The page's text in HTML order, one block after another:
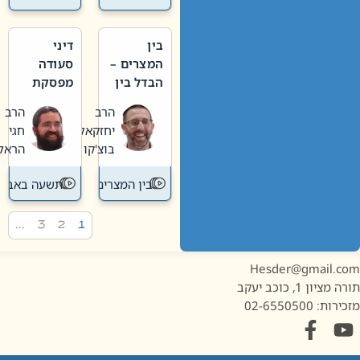
בין
המצרים –
הבדל בין
חדשה
לישנה
הרב
יחזקאל
בוצ'קו
בין המצרים
דיני
סעודה
מפסקת
תשעה
באב
הרב
חגי
הראל
תשעה באב
1, כוכב יעקב
02-6550500